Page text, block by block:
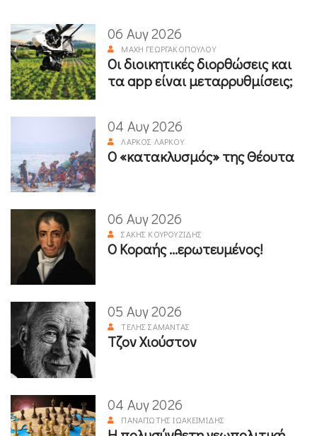
06 Αυγ 2026
ΜΆΧΗ ΓΕΩΡΓΑΚΟΠΟΎΛΟΥ
Οι διοικητικές διορθώσεις και
τα app είναι μεταρρυθμίσεις;
04 Αυγ 2026
ΛΆΡΚΟΣ ΛΆΡΚΟΥ
Ο «κατακλυσμός» της Θέουτα
06 Αυγ 2026
ΣΆΚΗΣ ΚΟΥΡΟΥΖΊΔΗΣ
Ο Κοραής ...ερωτευμένος!
05 Αυγ 2026
ΤΈΛΗΣ ΣΑΜΑΝΤΆΣ
Τζον Χιούστον
04 Αυγ 2026
ΠΑΝΑΓΙΏΤΗΣ ΙΩΑΚΕΙΜΊΔΗΣ